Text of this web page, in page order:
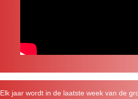
Elk jaar wordt in de laatste week van de